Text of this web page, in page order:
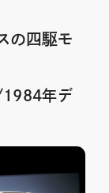
の四駆モ
/1984年デ